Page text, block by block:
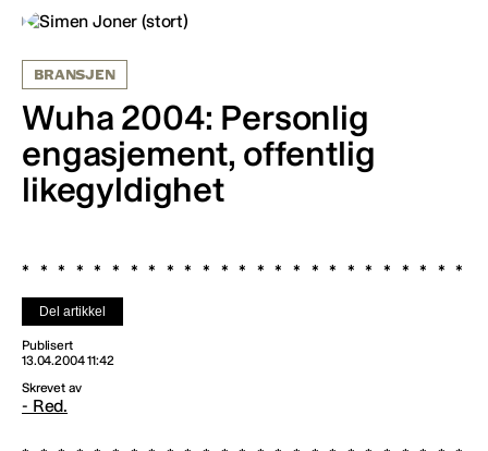
BRANSJEN
Wuha 2004: Personlig
engasjement, offentlig
likegyldighet
Del artikkel
Publisert
13.04.2004 11:42
Skrevet av
- Red.